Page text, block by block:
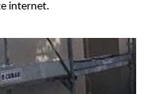
internet.